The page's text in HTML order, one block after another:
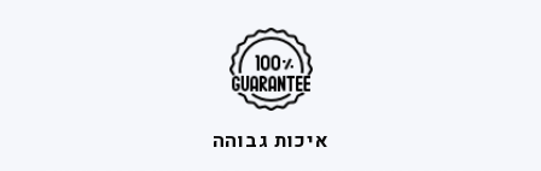
איכות גבוהה